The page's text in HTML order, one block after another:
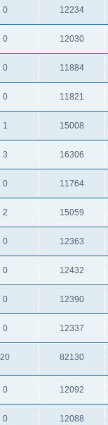
0 12234
0 12030
0 11884
0 11821
1 15008
3 16306
0 11764
2 15059
0 12363
0 12432
0 12390
0 12337
20 82130
0 12092
0 12088